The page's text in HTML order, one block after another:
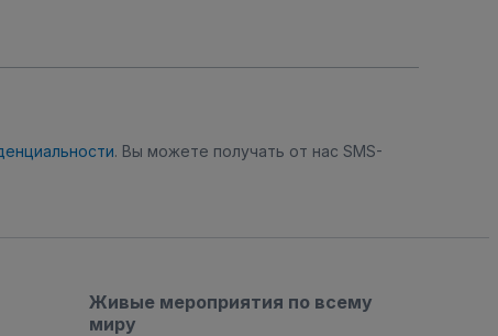
. Вы можете получать от нас SMS-
Живые мероприятия по всему
миру